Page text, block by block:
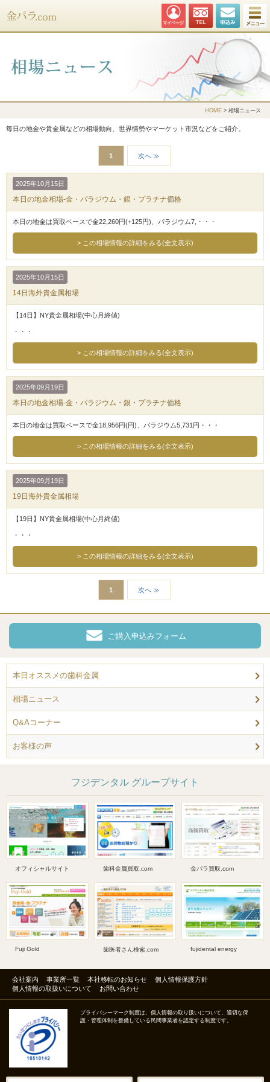
HOME > 相場ニュース
毎日の地金や貴金属などの相場動向、世界情勢やマーケット市況などをご紹介。
1 次へ ≫
2025年10月15日
本日の地金相場-金・パラジウム・銀・プラチナ価格
本日の地金は買取ベースで金22,260円(+125円)、パラジウム7,・・・
この相場情報の詳細をみる(全文表示)
2025年10月15日
14日海外貴金属相場
【14日】NY貴金属相場(中心月終値)
・・・
この相場情報の詳細をみる(全文表示)
2025年09月19日
本日の地金相場-金・パラジウム・銀・プラチナ価格
本日の地金は買取ベースで金18,956円(円)、パラジウム5,731円・・・
この相場情報の詳細をみる(全文表示)
2025年09月19日
19日海外貴金属相場
【19日】NY貴金属相場(中心月終値)
・・・
この相場情報の詳細をみる(全文表示)
1 次へ ≫
ご購入申込みフォーム
本日オススメの歯科金属
相場ニュース
Q&Aコーナー
お客様の声
フジデンタル グループサイト
オフィシャルサイト 歯科金属買取.com 金パラ買取.com
Fuji Gold 歯医者さん検索.com fujidental energy
会社案内 事業所一覧 本社移転のお知らせ
個人情報保護方針
個人情報の取扱いについて
お問い合わせ
プライバシーマーク制度は、個人情報の取り扱いについて、適切な保
護・管理体制を整備している民間事業者を認定する制度です。